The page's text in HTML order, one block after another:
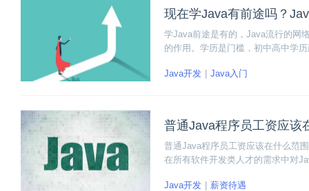
现在学Java有前途吗？
学Java前途是有的，Java流行的网
的作用。学历是门槛，初中高中学
Java开发
Java入门
普通Java程序员工资应该
普通Java程序员工资应该在什么范
在所有软件开发类人才的需求中对
Java开发 薪资待遇